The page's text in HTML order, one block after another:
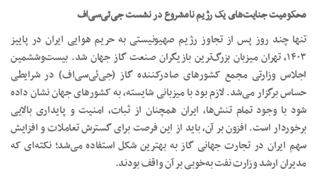
محکومیت جنایت‌های یک رژیم نامشروع در نشست جی‌ئی‌سی‌اف
تنها چند روز پس از تجاوز رژیم صهیونیستی به حریم هوایی ایران در پاییز
۱۴۰۳، تهران میزبان بزرگ‌ترین بازیگران صنعت گاز جهان شد. بیست‌وششمین
اجلاس وزارتی مجمع کشورهای صادرکننده گاز (جی‌ئی‌سی‌اف) در شرایطی
حساس برگزار می‌شد. لازم بود با میزبانی شایسته، به کشورهای جهان نشان داده
شود با وجود تمام تنش‌ها، ایران همچنان از ثبات، امنیت و پایداری بالایی
برخوردار است. افزون بر آن، باید از این فرصت برای گسترش تعاملات و افزایش
سهم ایران در تجارت جهانی گاز به بهترین شکل استفاده می‌شد؛ نکته‌ای که
مدیران ارشد وزارت نفت به‌خوبی بر آن واقف بودند.